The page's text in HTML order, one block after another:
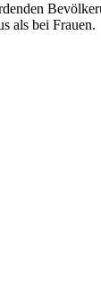
als bei Frauen.